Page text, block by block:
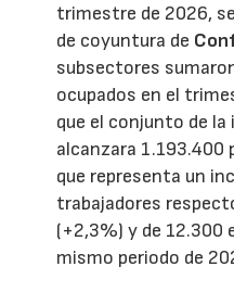
trimestre de 2026,
de coyuntura de
subsectores
ocupados en el
que el conjunto de
alcanzara 1.193.400
que representa un
trabajadores
(+2,3%) y de 12.300
mismo periodo de